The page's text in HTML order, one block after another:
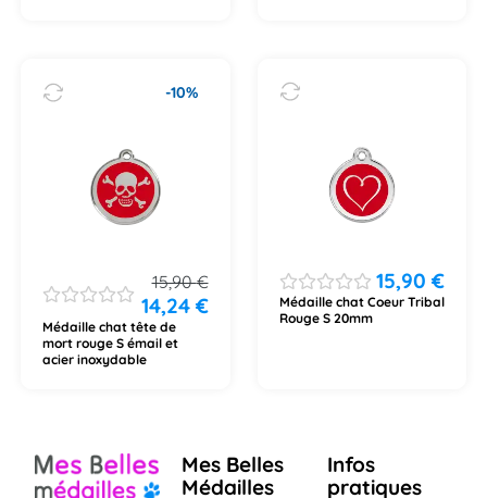
-10%
15,90€
14,24 €
Médaille chat tête de
mort rouge S émail et
acier inoxydable
15,90€
Médaille chat Coeur Tribal
Rouge S 20mm
Mes Belles
Médailles
Infos
pratiques